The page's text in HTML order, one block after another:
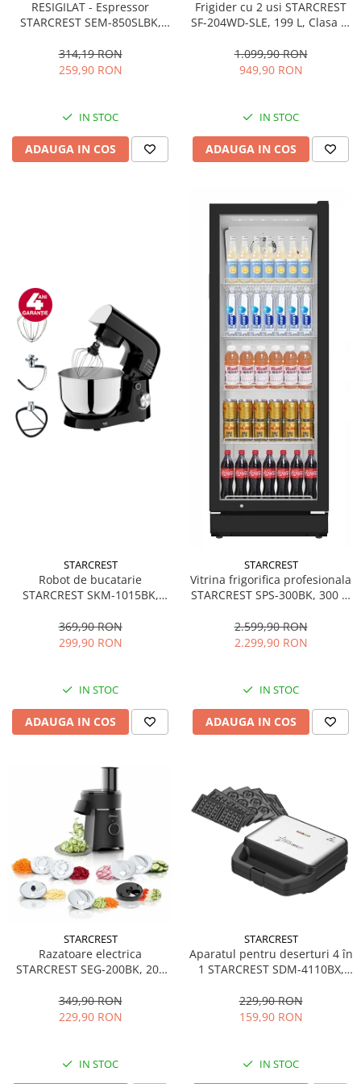
RESIGILAT - Espressor
STARCREST SEM-850SLBK,
detasabil 1.5L, dispozitiv
spumare, filtru dublu din
314,19 RON
259,90 RON
IN STOC
ADAUGA IN COS
Frigider cu 2 usi STARCREST
SF-204WD-SLE, 199 L, Clasa E,
Termostat Ajustabil, Usi
reversibile, H 143 cm, Argintiu
1.099,90 RON
949,90 RON
IN STOC
ADAUGA IN COS
STARCREST
Robot de bucatarie
STARCREST SKM-1015BK,
Accesorii, 10 Viteze + Pulse,
Negru
369,90 RON
299,90 RON
IN STOC
ADAUGA IN COS
STARCREST
Vitrina frigorifica profesionala
STARCREST SPS-300BK, 300 L,
LED, H 169.5 cm, Negru
2.599,90 RON
2.299,90 RON
IN STOC
ADAUGA IN COS
STARCREST
Razatoare electrica
STARCREST SEG-200BK, 200
349,90 RON
229,90 RON
IN STOC
STARCREST
Aparatul pentru deserturi 4 în
1 STARCREST SDM-4110BX,
invelis ceramic pentru vafe,
nuci, gogosi si smile
229,90 RON
159,90 RON
IN STOC